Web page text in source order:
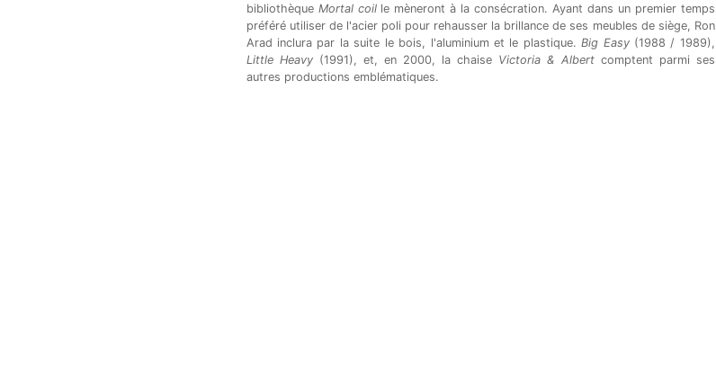
bibliothèque Mortal coille mèneront à la consécration. Ayant dans un premier temps
préféré utiliser de l'acier poli pour rehausser la brillance de ses meubles de siège, Ron
Arad inclura par la suite le bois, l'aluminium et le plastique.Big Easy (1988 / 1989),
Little Heavy (1991), et, en 2000, la chaise Victoria & Albertcomptent parmi ses
autres productions emblématiques.